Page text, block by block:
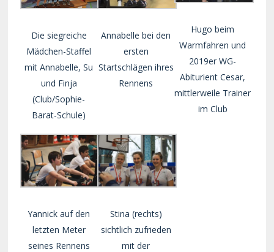
Die siegreiche
Mädchen-Staffel
mit Annabelle, Su
und Finja
(Club/Sophie-
Barat-Schule)
Annabelle bei den
ersten
Startschlägen ihres
Rennens
Hugo beim
Warmfahren und
2019er WG-
Abiturient Cesar,
mittlerweile Trainer
im Club
Yannick auf den
letzten Meter
seines Rennens
Stina (rechts)
sichtlich zufrieden
mit der